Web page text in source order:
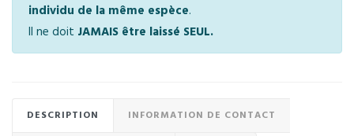
individu de la même espèce.
Il ne doit JAMAIS être laissé SEUL.
DESCRIPTION INFORMATION DE CONTACT